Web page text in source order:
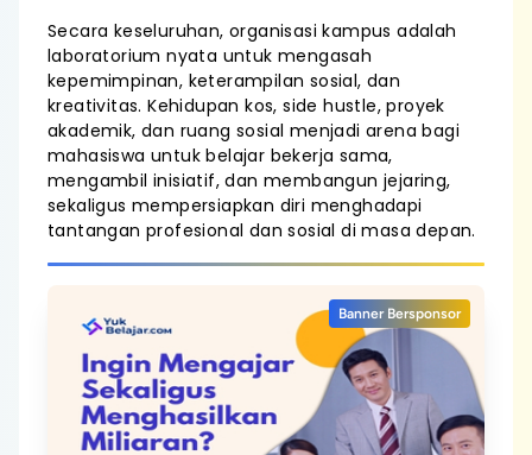
Secara keseluruhan, organisasi kampus adalah
laboratorium nyata untuk mengasah
kepemimpinan, keterampilan sosial, dan
kreativitas. Kehidupan kos, side hustle, proyek
akademik, dan ruang sosial menjadi arena bagi
mahasiswa untuk belajar bekerja sama,
mengambil inisiatif, dan membangun jejaring,
sekaligus mempersiapkan diri menghadapi
tantangan profesional dan sosial di masa depan.
Banner Bersponsor